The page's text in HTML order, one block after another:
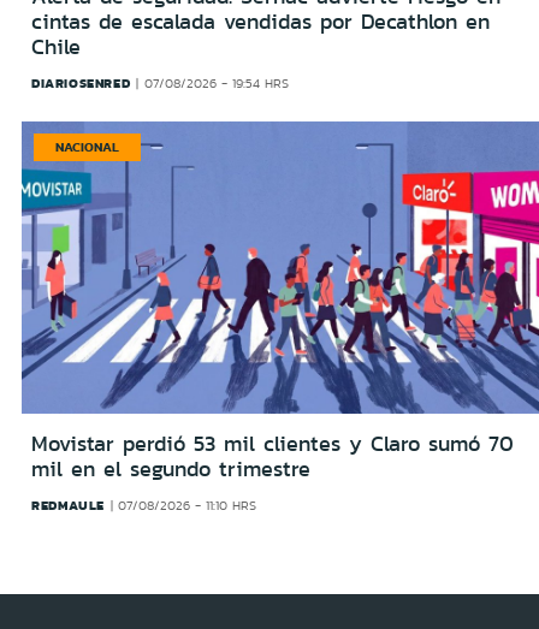
cintas de escalada vendidas por Decathlon en
Chile
DIARIOSENRED 07/08/2026 - 19:54 HRS
NACIONAL
Movistar perdió 53 mil clientes y Claro sumó 70
mil en el segundo trimestre
REDMAULE 07/08/2026 - 11:10 HRS